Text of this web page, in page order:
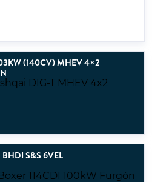
(140CV) MHEV 4×2
S&S 6VEL